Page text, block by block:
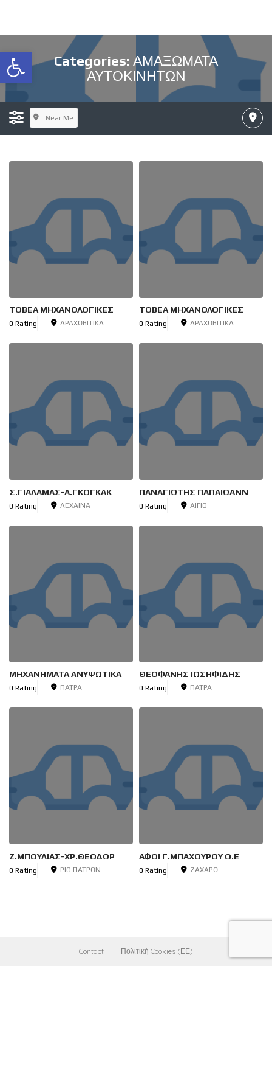
Ανοίξτε τη γραμμή εργαλείων
Categories: ΑΜΑΞΩΜΑΤΑ
ΑΥΤΟΚΙΝΗΤΩΝ
Near Me
ΤΟΒΕΑ ΜΗΧΑΝΟΛΟΓΙΚΕΣ
0 Rating ΑΡΑΧΩΒΙΤΙΚΑ
ΤΟΒΕΑ ΜΗΧΑΝΟΛΟΓΙΚΕΣ
0 Rating ΑΡΑΧΩΒΙΤΙΚΑ
Σ.ΓΙΑΛΑΜΑΣ-Α.ΓΚΟΓΚΑΚ
0 Rating ΛΕΧΑΙΝΑ
ΠΑΝΑΓΙΩΤΗΣ ΠΑΠΑΙΩΑΝΝ
0 Rating ΑΙΓΙΟ
ΜΗΧΑΝΗΜΑΤΑ ΑΝΥΨΩΤΙΚΑ
0 Rating ΠΑΤΡΑ
ΘΕΟΦΑΝΗΣ ΙΩΣΗΦΙΔΗΣ
0 Rating ΠΑΤΡΑ
Ζ.ΜΠΟΥΛΙΑΣ-ΧΡ.ΘΕΟΔΩΡ
0 Rating ΡΙΟ ΠΑΤΡΩΝ
ΑΦΟΙ Γ.ΜΠΑΧΟΥΡΟΥ Ο.Ε
0 Rating ΖΑΧΑΡΩ
Contact Πολιτική Cookies (ΕΕ)